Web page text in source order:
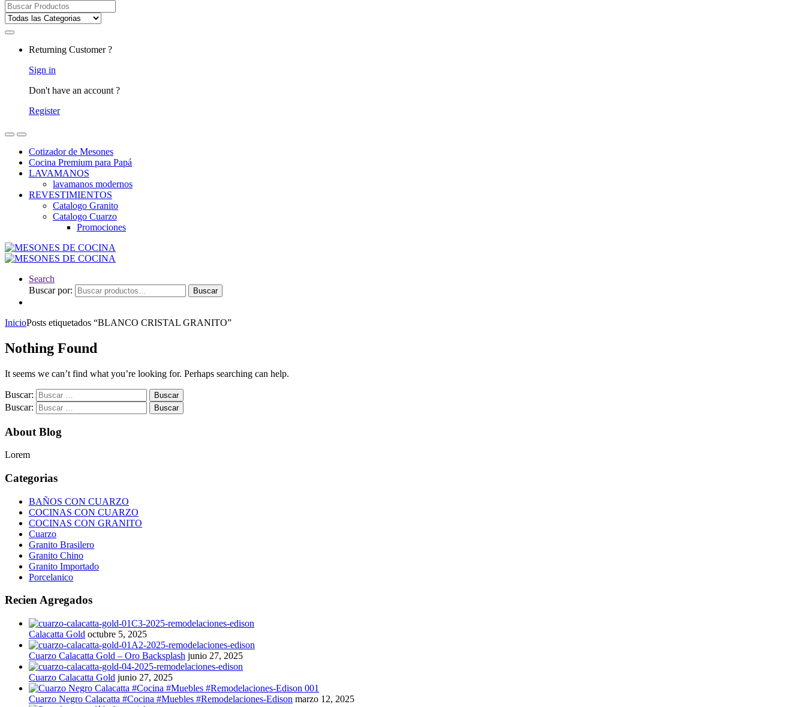
Returning Customer ?
Sign in
Don't have an account ?
Register
Cotizador de Mesones
Cocina Premium para Papá
LAVAMANOS
lavamanos modernos
REVESTIMIENTOS
Catalogo Granito
Catalogo Cuarzo
Promociones
Search
Buscar por:
Buscar
InicioPosts etiquetados “BLANCO CRISTAL GRANITO”
Nothing Found
It seems we can’t find what you’re looking for. Perhaps searching can help.
Buscar:
Buscar:
About Blog
Lorem
Categorias
BAÑOS CON CUARZO
COCINAS CON CUARZO
COCINAS CON GRANITO
Cuarzo
Granito Brasilero
Granito Chino
Granito Importado
Porcelanico
Recien Agregados
Calacatta Gold octubre 5, 2025
Cuarzo Calacatta Gold – Oro Backsplash junio 27, 2025
Cuarzo Calacatta Gold junio 27, 2025
Cuarzo Negro Calacatta #Cocina #Muebles #Remodelaciones-Edison marzo 12, 2025